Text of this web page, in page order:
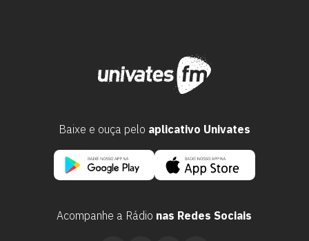
Acompanhe a Rádio nas Redes Sociais
Baixe e ouça pelo aplicativo Univates